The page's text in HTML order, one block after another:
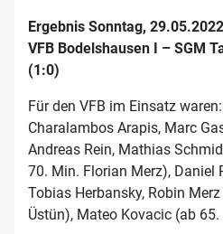
Ergebnis Sonntag, 29.05.2022
VFB Bodelshausen I – SGM
(1:0)
Für den VFB im Einsatz waren:
Charalambos Arapis, Marc
Andreas Rein, Mathias
70. Min. Florian Merz), Daniel
Tobias Herbansky, Robin
Üstün), Mateo Kovacic (ab